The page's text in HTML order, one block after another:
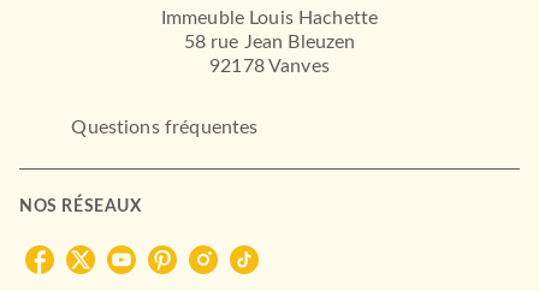
LAROUSSE
Immeuble Louis Hachette
58 rue Jean Bleuzen
92178 Vanves
Questions fréquentes
NOS RÉSEAUX